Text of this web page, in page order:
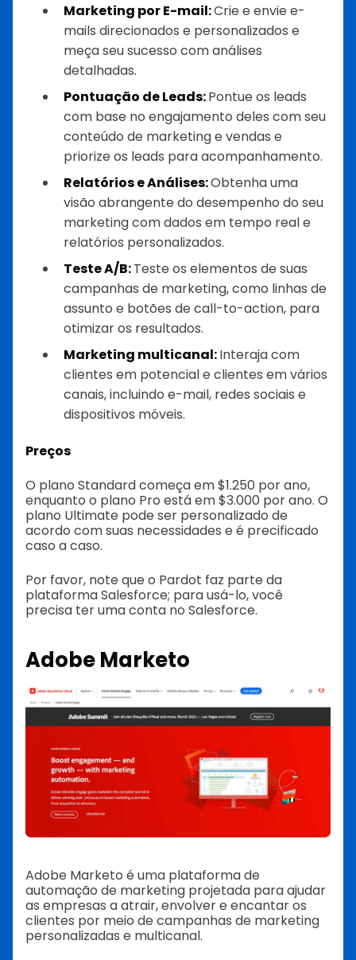
Marketing por E-mail:Crie e envie e-
mails direcionados e personalizados e
meça seu sucesso com análises
detalhadas.
Pontuação de Leads:Pontue os leads
com base no engajamento deles com seu
conteúdo de marketing e vendas e
priorize os leads para acompanhamento.
Relatórios e Análises:Obtenha uma
visão abrangente do desempenho do seu
marketing com dados em tempo real e
relatórios personalizados.
Teste A/B:Teste os elementos de suas
campanhas de marketing, como linhas de
assunto e botões de call-to-action, para
otimizar os resultados.
Marketing multicanal:Interaja com
clientes em potencial e clientes em vários
canais, incluindo e-mail, redes sociais e
dispositivos móveis.
Preços
O plano Standard começa em $1.250 por ano,
enquanto o plano Pro está em $3.000 por ano. O
plano Ultimate pode ser personalizado de
acordo com suas necessidades e é precificado
caso a caso.
Por favor, note que o Pardot faz parte da
plataforma Salesforce; para usá-lo, você
precisa ter uma conta no Salesforce.
Adobe Marketo
Adobe Marketo é uma plataforma de
automação de marketing projetada para ajudar
as empresas a atrair, envolver e encantar os
clientes por meio de campanhas de marketing
personalizadas e multicanal.